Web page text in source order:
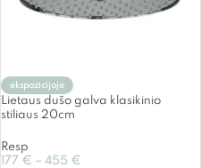
ekspozicijoje
Lietaus dušo galva klasikinio
stiliaus 20cm
Resp
177 € – 455 €